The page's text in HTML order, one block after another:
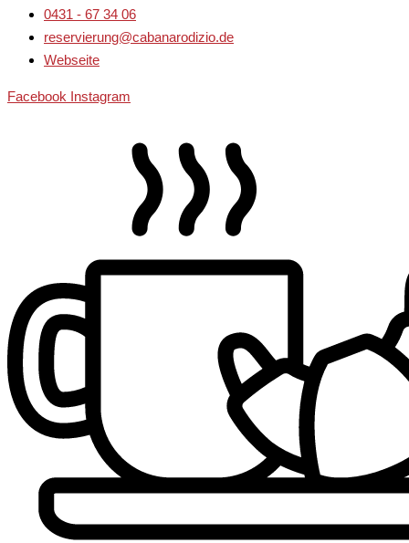
0431 - 67 34 06
reservierung@cabanarodizio.de
Webseite
Facebook Instagram